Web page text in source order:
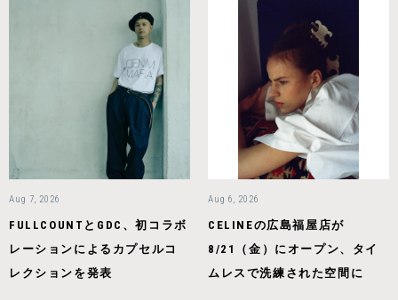
Aug 7, 2026
FULLCOUNTとGDC、初コラボ
レーションによるカプセルコ
レクションを発表
Aug 6, 2026
CELINEの広島福屋店が
8/21（金）にオープン、タイ
ムレスで洗練された空間に